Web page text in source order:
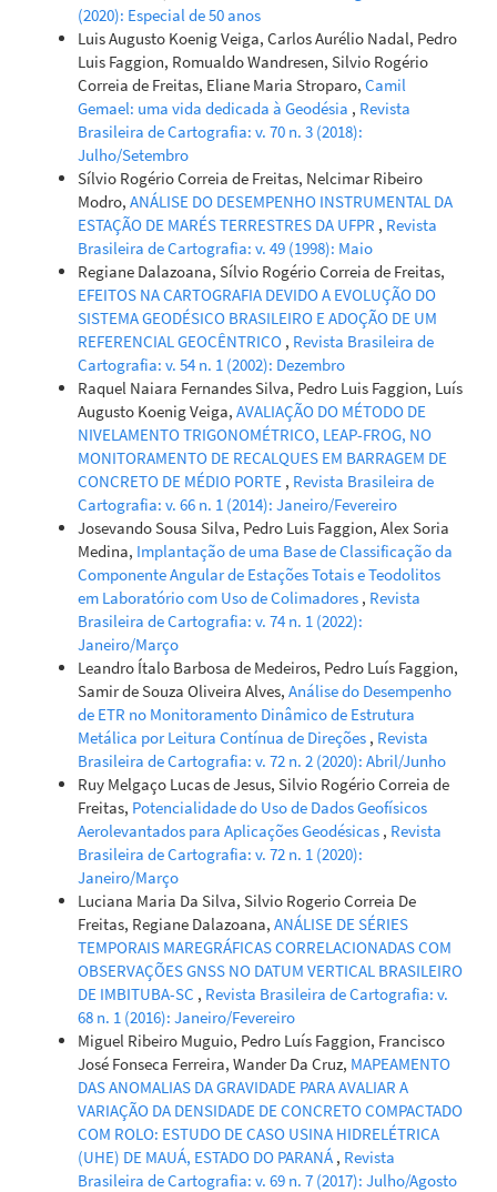
(2020): Especial de 50 anos
Luis Augusto Koenig Veiga, Carlos Aurélio Nadal, Pedro
Luis Faggion, Romualdo Wandresen, Silvio Rogério
Correia de Freitas, Eliane Maria Stroparo, Camil
Gemael: uma vida dedicada à Geodésia , Revista
Brasileira de Cartografia: v. 70 n. 3 (2018):
Julho/Setembro
Sílvio Rogério Correia de Freitas, Nelcimar Ribeiro
Modro, ANÁLISE DO DESEMPENHO INSTRUMENTAL DA
ESTAÇÃO DE MARÉS TERRESTRES DA UFPR , Revista
Brasileira de Cartografia: v. 49 (1998): Maio
Regiane Dalazoana, Sílvio Rogério Correia de Freitas,
EFEITOS NA CARTOGRAFIA DEVIDO A EVOLUÇÃO DO
SISTEMA GEODÉSICO BRASILEIRO E ADOÇÃO DE UM
REFERENCIAL GEOCÊNTRICO , Revista Brasileira de
Cartografia: v. 54 n. 1 (2002): Dezembro
Raquel Naiara Fernandes Silva, Pedro Luis Faggion, Luís
Augusto Koenig Veiga, AVALIAÇÃO DO MÉTODO DE
NIVELAMENTO TRIGONOMÉTRICO, LEAP-FROG, NO
MONITORAMENTO DE RECALQUES EM BARRAGEM DE
CONCRETO DE MÉDIO PORTE , Revista Brasileira de
Cartografia: v. 66 n. 1 (2014): Janeiro/Fevereiro
Josevando Sousa Silva, Pedro Luis Faggion, Alex Soria
Medina, Implantação de uma Base de Classificação da
Componente Angular de Estações Totais e Teodolitos
em Laboratório com Uso de Colimadores , Revista
Brasileira de Cartografia: v. 74 n. 1 (2022):
Janeiro/Março
Leandro Ítalo Barbosa de Medeiros, Pedro Luís Faggion,
Samir de Souza Oliveira Alves, Análise do Desempenho
de ETR no Monitoramento Dinâmico de Estrutura
Metálica por Leitura Contínua de Direções , Revista
Brasileira de Cartografia: v. 72 n. 2 (2020): Abril/Junho
Ruy Melgaço Lucas de Jesus, Silvio Rogério Correia de
Freitas, Potencialidade do Uso de Dados Geofísicos
Aerolevantados para Aplicações Geodésicas , Revista
Brasileira de Cartografia: v. 72 n. 1 (2020):
Janeiro/Março
Luciana Maria Da Silva, Silvio Rogerio Correia De
Freitas, Regiane Dalazoana, ANÁLISE DE SÉRIES
TEMPORAIS MAREGRÁFICAS CORRELACIONADAS COM
OBSERVAÇÕES GNSS NO DATUM VERTICAL BRASILEIRO
DE IMBITUBA-SC , Revista Brasileira de Cartografia: v.
68 n. 1 (2016): Janeiro/Fevereiro
Miguel Ribeiro Muguio, Pedro Luís Faggion, Francisco
José Fonseca Ferreira, Wander Da Cruz, MAPEAMENTO
DAS ANOMALIAS DA GRAVIDADE PARA AVALIAR A
VARIAÇÃO DA DENSIDADE DE CONCRETO COMPACTADO
COM ROLO: ESTUDO DE CASO USINA HIDRELÉTRICA
(UHE) DE MAUÁ, ESTADO DO PARANÁ , Revista
Brasileira de Cartografia: v. 69 n. 7 (2017): Julho/Agosto